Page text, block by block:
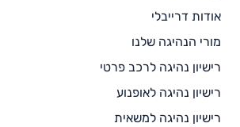
אודות דרייבלי
מורי הנהיגה שלנו
רישיון נהיגה לרכב פרטי
רישיון נהיגה לאופנוע
רישיון נהיגה למשאית